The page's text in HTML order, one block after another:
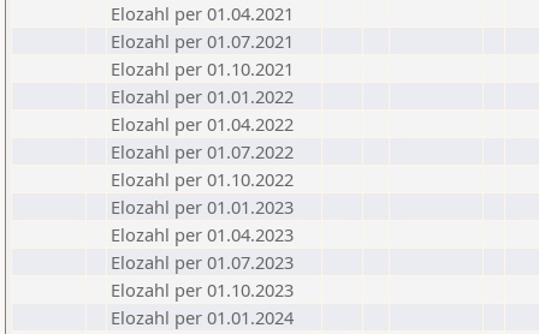
Elozahl per 01.04.2021
Elozahl per 01.07.2021
Elozahl per 01.10.2021
Elozahl per 01.01.2022
Elozahl per 01.04.2022
Elozahl per 01.07.2022
Elozahl per 01.10.2022
Elozahl per 01.01.2023
Elozahl per 01.04.2023
Elozahl per 01.07.2023
Elozahl per 01.10.2023
Elozahl per 01.01.2024